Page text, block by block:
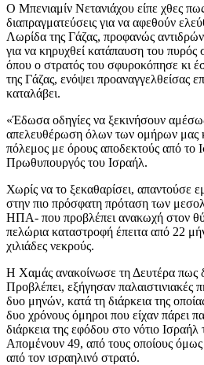
Ο Μπενιαμίν Νετανιάχου είπε χθες
διαπραγματεύσεις για να αφεθούν
Λωρίδα της Γάζας, προφανώς
για να κηρυχθεί κατάπαυση του πυρός
όπου ο στρατός του σφυροκόπησε κι
της Γάζας, ενόψει προαναγγελθείσας
καταλάβει.
«Έδωσα οδηγίες να ξεκινήσουν
απελευθέρωση όλων των ομήρων μας
πόλεμος με όρους αποδεκτούς από το
Πρωθυπουργός του Ισραήλ.
Χωρίς να το ξεκαθαρίσει, απαντούσε
στην πιο πρόσφατη πρόταση των
ΗΠΑ- που προβλέπει ανακωχή στον
πελώρια καταστροφή έπειτα από 22
χιλιάδες νεκρούς.
Η Χαμάς ανακοίνωσε τη Δευτέρα πως
Προβλέπει, εξήγησαν παλαιστινιακές
δυο μηνών, κατά τη διάρκεια της
δυο χρόνους όμηροι που είχαν πάρει
διάρκεια της εφόδου στο νότιο
Απομένουν 49, από τους οποίους όμως
από τον ισραηλινό στρατό.